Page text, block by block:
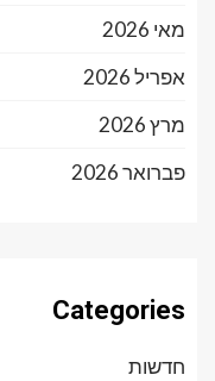
מאי 2026
אפריל 2026
מרץ 2026
פברואר 2026
Categories
חדשות